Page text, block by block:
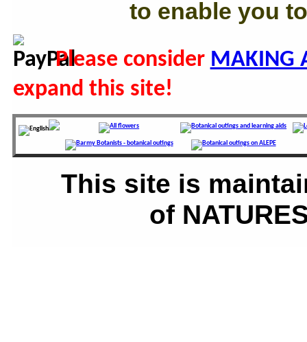
to enable you
Please consider MAKING
expand this site!
This site is
of